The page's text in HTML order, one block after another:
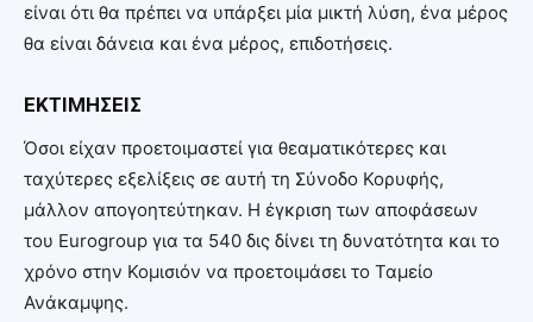
είναι ότι θα πρέπει να υπάρξει μία μικτή λύση, ένα μέρος
θα είναι δάνεια και ένα μέρος, επιδοτήσεις.
ΕΚΤΙΜΗΣΕΙΣ
Όσοι είχαν προετοιμαστεί για θεαματικότερες και
ταχύτερες εξελίξεις σε αυτή τη Σύνοδο Κορυφής,
μάλλον απογοητεύτηκαν. Η έγκριση των αποφάσεων
του Eurogroup για τα 540 δις δίνει τη δυνατότητα και το
χρόνο στην Κομισιόν να προετοιμάσει το Ταμείο
Ανάκαμψης.